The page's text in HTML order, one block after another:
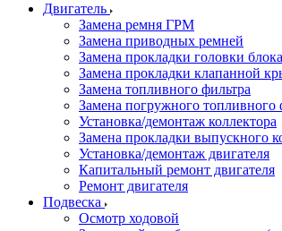
Двигатель
Замена ремня ГРМ
Замена приводных ремней
Замена прокладки головки
Замена прокладки клапанной
Замена топливного фильтра
Замена погружного топливного
Установка/демонтаж коллектора
Замена прокладки выпускного
Установка/демонтаж двигателя
Капитальный ремонт двигателя
Ремонт двигателя
Подвеска
Осмотр ходовой